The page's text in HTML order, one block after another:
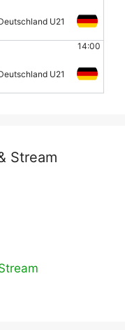
U21
14:00
U21
Stream